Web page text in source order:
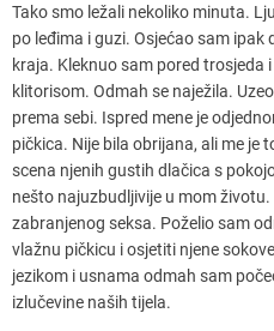
Tako smo ležali nekoliko minuta.
po leđima i guzi. Osjećao sam
kraja. Kleknuo sam pored trosjeda
klitorisom. Odmah se naježila.
prema sebi. Ispred mene je
pičkica. Nije bila obrijana, ali me je
scena njenih gustih dlačica s
nešto najuzbudljivije u mom
zabranjenog seksa. Poželio sam
vlažnu pičkicu i osjetiti njene
jezikom i usnama odmah sam
izlučevine naših tijela.